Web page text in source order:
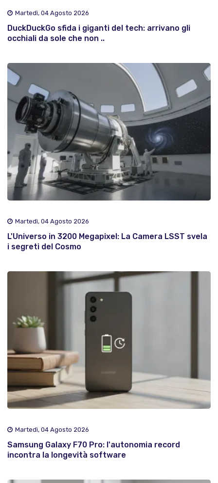
Martedì, 04 Agosto 2026
DuckDuckGo sfida i giganti del tech: arrivano gli
occhiali da sole che non ..
Martedì, 04 Agosto 2026
L'Universo in 3200 Megapixel: La Camera LSST svela
i segreti del Cosmo
Martedì, 04 Agosto 2026
Samsung Galaxy F70 Pro: l'autonomia record
incontra la longevità software